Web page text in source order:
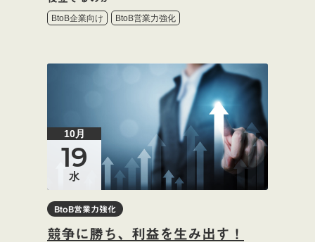
BtoB企業向け BtoB営業力強化
10月
19
水
BtoB営業力強化
競争に勝ち、利益を生み出す！